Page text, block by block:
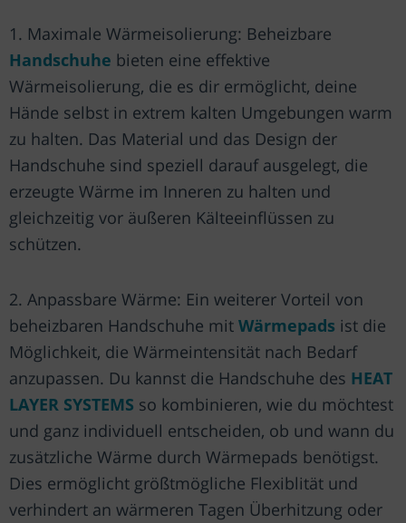
1. Maximale Wärmeisolierung: Beheizbare
Handschuhe bieten eine effektive
Wärmeisolierung, die es dir ermöglicht, deine
Hände selbst in extrem kalten Umgebungen warm
zu halten. Das Material und das Design der
Handschuhe sind speziell darauf ausgelegt, die
erzeugte Wärme im Inneren zu halten und
gleichzeitig vor äußeren Kälteeinflüssen zu
schützen.
2. Anpassbare Wärme: Ein weiterer Vorteil von
beheizbaren Handschuhe mit Wärmepads ist die
Möglichkeit, die Wärmeintensität nach Bedarf
anzupassen. Du kannst die Handschuhe des HEAT
LAYER SYSTEMS so kombinieren, wie du möchtest
und ganz individuell entscheiden, ob und wann du
zusätzliche Wärme durch Wärmepads benötigst.
Dies ermöglicht größtmögliche Flexiblität und
verhindert an wärmeren Tagen Überhitzung oder